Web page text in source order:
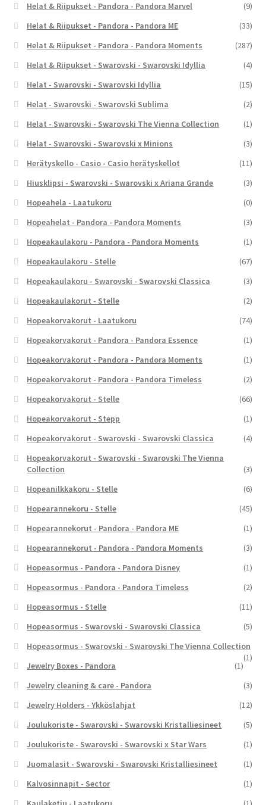
Helat & Riipukset - Pandora - Pandora Marvel
(9)
Helat & Riipukset - Pandora - Pandora ME
(33)
Helat & Riipukset - Pandora - Pandora Moments
(287)
Helat & Riipukset - Swarovski - Swarovski Idyllia
(4)
Helat - Swarovski - Swarovski Idyllia
(15)
Helat - Swarovski - Swarovski Sublima
(2)
Helat - Swarovski - Swarovski The Vienna Collection
(1)
Helat - Swarovski - Swarovski x Minions
(3)
Herätyskello - Casio - Casio herätyskellot
(11)
Hiusklipsi - Swarovski - Swarovski x Ariana Grande
(3)
Hopeahela - Laatukoru
(0)
Hopeahelat - Pandora - Pandora Moments
(3)
Hopeakaulakoru - Pandora - Pandora Moments
(1)
Hopeakaulakoru - Stelle
(67)
Hopeakaulakoru - Swarovski - Swarovski Classica
(3)
Hopeakaulakorut - Stelle
(2)
Hopeakorvakorut - Laatukoru
(74)
Hopeakorvakorut - Pandora - Pandora Essence
(1)
Hopeakorvakorut - Pandora - Pandora Moments
(1)
Hopeakorvakorut - Pandora - Pandora Timeless
(2)
Hopeakorvakorut - Stelle
(66)
Hopeakorvakorut - Stepp
(1)
Hopeakorvakorut - Swarovski - Swarovski Classica
(4)
Hopeakorvakorut - Swarovski - Swarovski The Vienna
Collection
(3)
Hopeanilkkakoru - Stelle
(6)
Hopearannekoru - Stelle
(45)
Hopearannekorut - Pandora - Pandora ME
(1)
Hopearannekorut - Pandora - Pandora Moments
(3)
Hopeasormus - Pandora - Pandora Disney
(1)
Hopeasormus - Pandora - Pandora Timeless
(2)
Hopeasormus - Stelle
(11)
Hopeasormus - Swarovski - Swarovski Classica
(5)
Hopeasormus - Swarovski - Swarovski The Vienna Collection
(1)
Jewelry Boxes - Pandora
(1)
Jewelry cleaning & care - Pandora
(3)
Jewelry Holders - Ykköslahjat
(12)
Joulukoriste - Swarovski - Swarovski Kristalliesineet
(5)
Joulukoriste - Swarovski - Swarovski x Star Wars
(1)
Juomalasit - Swarovski - Swarovski Kristalliesineet
(1)
Kalvosinnapit - Sector
(1)